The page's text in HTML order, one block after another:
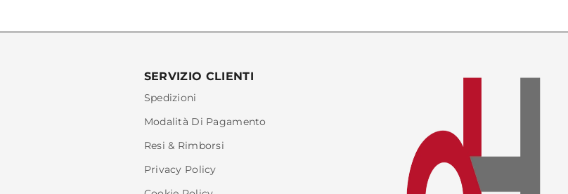
SERVIZIO CLIENTI
Spedizioni
Modalità Di Pagamento
Resi & Rimborsi
Privacy Policy